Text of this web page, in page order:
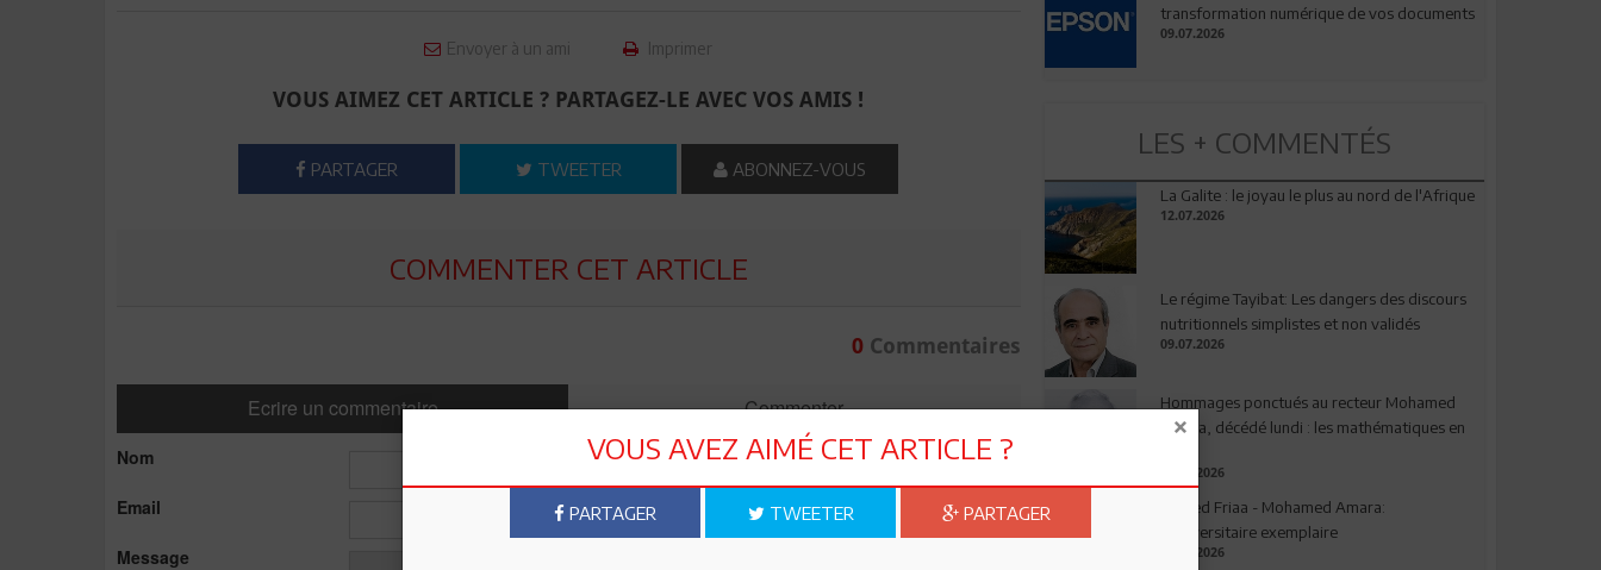
Envoyer à un ami Imprimer
VOUS AIMEZ CET ARTICLE ? PARTAGEZ-LE AVEC VOS AMIS !
PARTAGER TWEETER ABONNEZ-VOUS
COMMENTER CET ARTICLE
0Commentaires
Ecrire un commentaire Commenter
Nom
Email
Message
transformation numérique de vos documents
09.07.2026
LES + COMMENTÉS
La Galite : le joyau le plus au nord de l'Afrique
12.07.2026
Le régime Tayibat: Les dangers des discours
nutritionnels simplistes et non validés
09.07.2026
Hommages ponctués au recteur Mohamed
Amara, décédé lundi : les mathématiques en
03.08.2026
Ahmed Friaa - Mohamed Amara:
l’Universitaire exemplaire
04.08.2026
VOUS AVEZ AIMÉ CET ARTICLE ?
PARTAGER TWEETER PARTAGER